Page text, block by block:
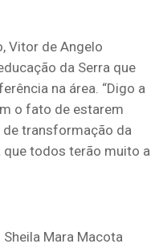
Vitor de Angelo
da Serra que
na área. “Digo a
o fato de estarem
de transformação da
que todos terão muito a
Mara Macota